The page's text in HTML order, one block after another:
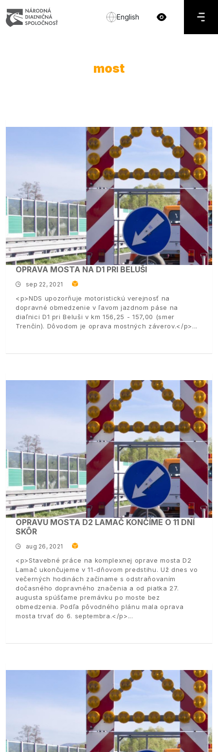
English
most
OPRAVA MOSTA NA D1 PRI BELUŠI
sep 22, 2021
<p>NDS upozorňuje motoristickú verejnosť na
dopravné obmedzenie v ľavom jazdnom páse na
diaľnici D1 pri Beluši v km 156,25 - 157,00 (smer
Trenčín). Dôvodom je oprava mostných záverov.</p>
OPRAVU MOSTA D2 LAMAČ KONČÍME O 11 DNÍ
SKÔR
aug 26, 2021
<p>Stavebné práce na komplexnej oprave mosta D2
Lamač ukončujeme v 11-dňovom predstihu. Už dnes vo
večerných hodinách začíname s odstraňovaním
dočasného dopravného značenia a od piatka 27.
augusta spúšťame premávku po moste bez
obmedzenia. Podľa pôvodného plánu mala oprava
mosta trvať do 6. septembra.</p>